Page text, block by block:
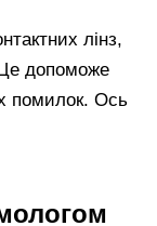
лінз,
допоможе
помилок. Ось